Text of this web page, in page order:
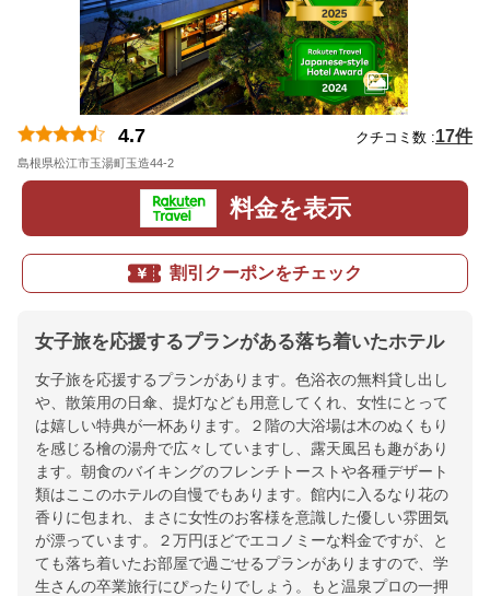
4.7 クチコミ数 :17件
島根県松江市玉湯町玉造44-2
料金を表示
割引クーポンをチェック
女子旅を応援するプランがある落ち着いたホテル
女子旅を応援するプランがあります。色浴衣の無料貸し出し
や、散策用の日傘、提灯なども用意してくれ、女性にとって
は嬉しい特典が一杯あります。２階の大浴場は木のぬくもり
を感じる檜の湯舟で広々していますし、露天風呂も趣があり
ます。朝食のバイキングのフレンチトーストや各種デザート
類はここのホテルの自慢でもあります。館内に入るなり花の
香りに包まれ、まさに女性のお客様を意識した優しい雰囲気
が漂っています。２万円ほどでエコノミーな料金ですが、と
ても落ち着いたお部屋で過ごせるプランがありますので、学
生さんの卒業旅行にぴったりでしょう。もと温泉プロの一押